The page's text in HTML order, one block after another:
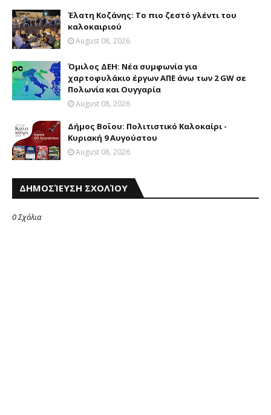
Έλατη Κοζάνης: Το πιο ζεστό γλέντι του
καλοκαιριού
August 08, 2026
Όμιλος ΔΕΗ: Νέα συμφωνία για
χαρτοφυλάκιο έργων ΑΠΕ άνω των 2 GW σε
Πολωνία και Ουγγαρία
August 08, 2026
Δήμος Βοΐου: Πολιτιστικό Καλοκαίρι -
Κυριακή 9 Αυγούστου
August 08, 2026
ΔΗΜΟΣΊΕΥΣΗ ΣΧΟΛΊΟΥ
0 Σχόλια